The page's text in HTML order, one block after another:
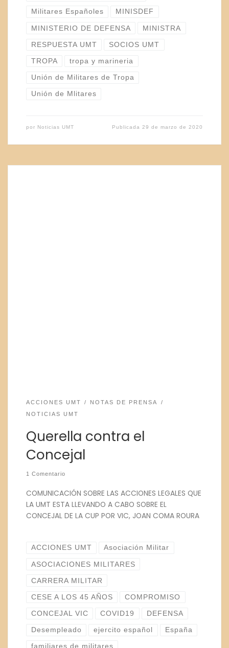
Militares Españoles MINISDEF
MINISTERIO DE DEFENSA MINISTRA
RESPUESTA UMT SOCIOS UMT
TROPA tropa y marineria
Unión de Militares de Tropa
Unión de Mlitares
por Noticias UMT Publicada29 de marzo de 2020
ACCIONES UMT
NOTAS DE PRENSA
NOTICIAS UMT
Querella contra el
Concejal
1 Comentario
COMUNICACIÓN SOBRE LAS ACCIONES LEGALES QUE
LA UMT ESTA LLEVANDO A CABO SOBRE EL
CONCEJAL DE LA CUP POR VIC, JOAN COMA ROURA
ACCIONES UMT Asociación Militar
ASOCIACIONES MILITARES
CARRERA MILITAR
CESE A LOS 45 AÑOS COMPROMISO
CONCEJAL VIC COVID19 DEFENSA
Desempleado ejercito español España
familiares de militares